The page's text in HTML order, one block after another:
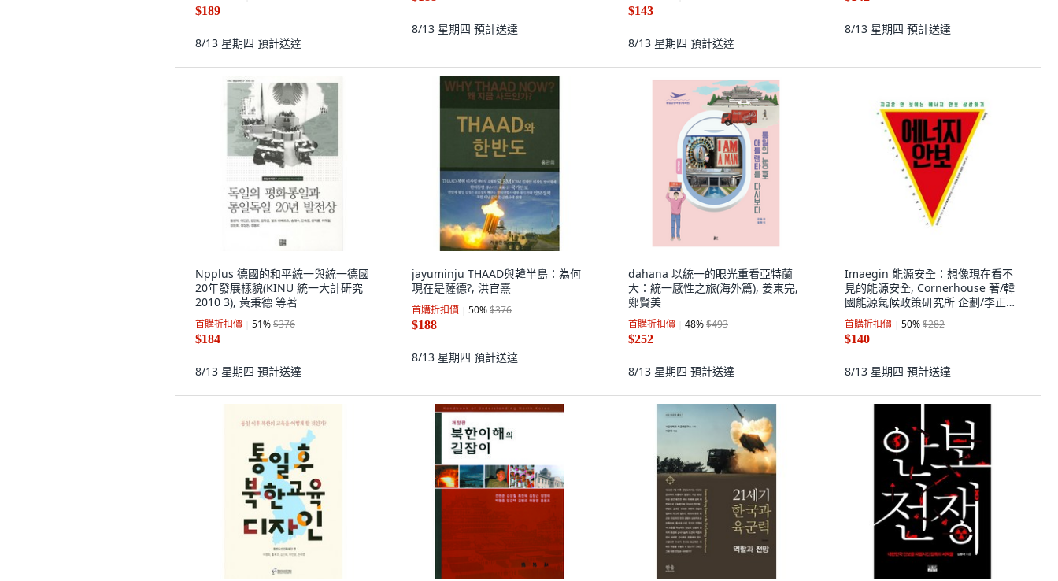
$189
8/13 星期四 預計送達
8/13 星期四 預計送達
$143
8/13 星期四 預計送達
8/13 星期四 預計送達
Npplus 德國的和平統一與統一德國
20年發展樣貌(KINU 統一大計研究
2010 3), 黃秉德 等著
首購折扣價 51%$376
$184
8/13 星期四 預計送達
jayuminju THAAD與韓半島：為何
現在是薩德?, 洪官熹
首購折扣價 50%$376
$188
8/13 星期四 預計送達
dahana 以統一的眼光重看亞特蘭
大：統一感性之旅(海外篇), 姜東完,
鄭賢美
首購折扣價 48%$493
$252
8/13 星期四 預計送達
Imaegin 能源安全：想像現在看不
見的能源安全, Cornerhouse 著/韓
國能源氣候政策研究所 企劃/李正弼,
趙寶英, 權承文, 劉叡智 共譯
首購折扣價 50%$282
$140
8/13 星期四 預計送達